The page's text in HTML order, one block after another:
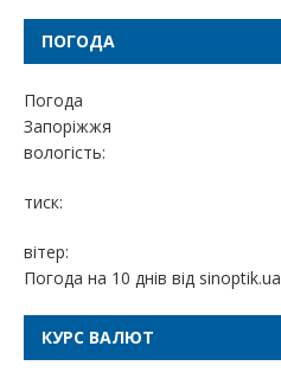
ПОГОДА
Погода
Запоріжжя
вологість:
тиск:
вітер:
Погода на 10 днів від sinoptik.ua
КУРС ВАЛЮТ